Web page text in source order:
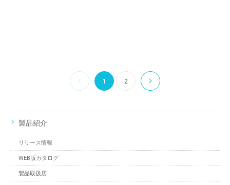
1 2
製品紹介
リリース情報
WEB版カタログ
製品取扱店